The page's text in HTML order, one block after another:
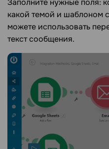
Заполните нужные поля:
какой темой и шаблоном
можете использовать
текст сообщения.